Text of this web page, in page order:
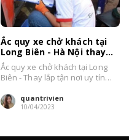
Ắc quy xe chở khách tại
Long Biên - Hà Nội thay
tận nơi giá bán tốt
Ắc quy xe chở khách tại Long
Biên - Thay lắp tận nơi uy tín
quantrivien
10/04/2023